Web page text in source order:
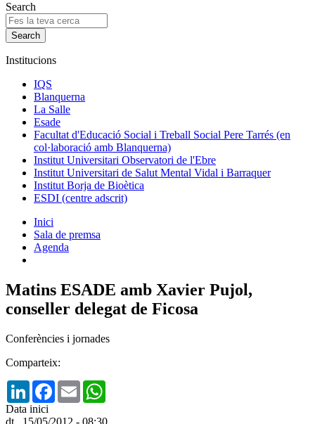
Search
Institucions
IQS
Blanquerna
La Salle
Esade
Facultat d'Educació Social i Treball Social Pere Tarrés (en
col·laboració amb Blanquerna)
Institut Universitari Observatori de l'Ebre
Institut Universitari de Salut Mental Vidal i Barraquer
Institut Borja de Bioètica
ESDI (centre adscrit)
Inici
Sala de premsa
Agenda
Matins ESADE amb Xavier Pujol,
conseller delegat de Ficosa
Conferències i jornades
Comparteix:
LinkedInFacebook
Email
Data inici
dt., 15/05/2012 - 08:30